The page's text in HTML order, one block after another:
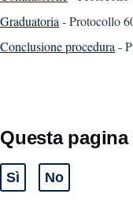
Graduatoria - Protocollo
Conclusione procedura -
Questa
Sì